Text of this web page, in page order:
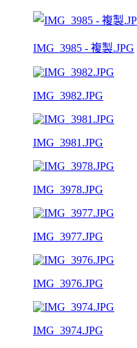
IMG_3985 - 複製.JPG
IMG_3982.JPG
IMG_3981.JPG
IMG_3978.JPG
IMG_3977.JPG
IMG_3976.JPG
IMG_3974.JPG